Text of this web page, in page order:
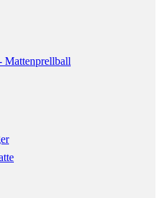
Mattenprellball